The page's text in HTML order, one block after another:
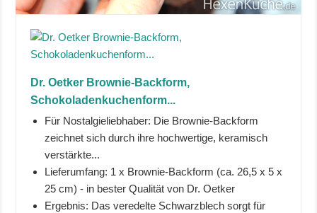
Dr. Oetker Brownie-Backform,
Schokoladenkuchenform...
Für Nostalgieliebhaber: Die Brownie-Backform
zeichnet sich durch ihre hochwertige, keramisch
verstärkte...
Lieferumfang: 1 x Brownie-Backform (ca. 26,5 x 5 x
25 cm) - in bester Qualität von Dr. Oetker
Ergebnis: Das veredelte Schwarzblech sorgt für